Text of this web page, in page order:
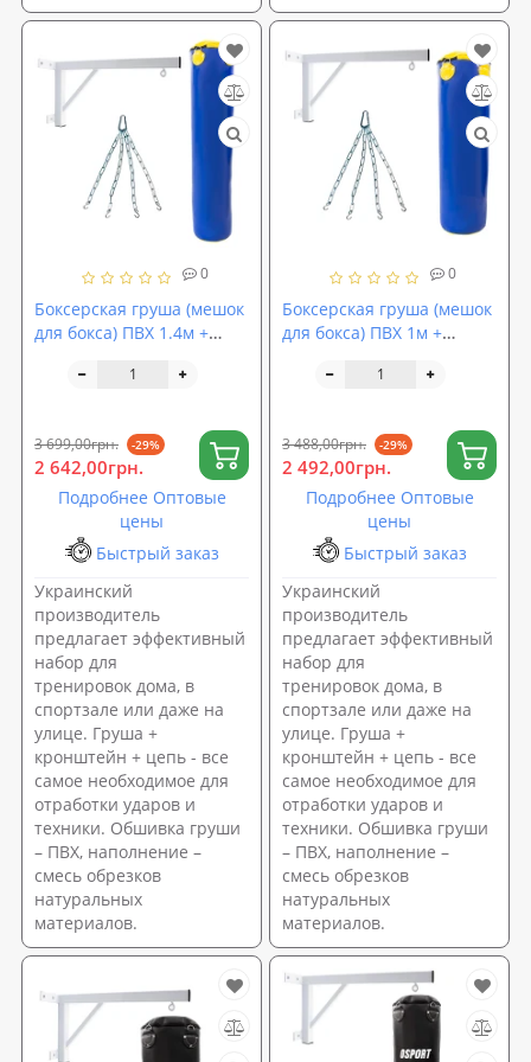
0
Боксерская груша (мешок
для бокса) ПВХ 1.4м +
подвес (цепь) OSPORT Set
3 699,00грн. -29%
2 642,00грн.
Подробнее Оптовые
цены
Быстрый заказ
Украинский
производитель
предлагает эффективный
набор для
тренировок дома, в
спортзале или даже на
улице. Груша +
кронштейн + цепь - все
самое необходимое для
отработки ударов и
техники. Обшивка груши
– ПВХ, наполнение –
смесь обрезков
натуральных
материалов.
0
Боксерская груша (мешок
для бокса) ПВХ 1м +
подвес (цепь) OSPORT Set
3 488,00грн. -29%
2 492,00грн.
Подробнее Оптовые
цены
Быстрый заказ
Украинский
производитель
предлагает эффективный
набор для
тренировок дома, в
спортзале или даже на
улице. Груша +
кронштейн + цепь - все
самое необходимое для
отработки ударов и
техники. Обшивка груши
– ПВХ, наполнение –
смесь обрезков
натуральных
материалов.